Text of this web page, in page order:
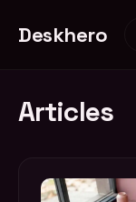
Deskhero
Articles